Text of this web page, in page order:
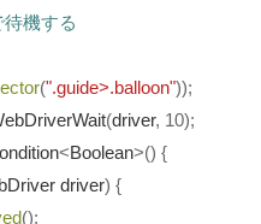
機する
(".guide>.balloon"));
(driver, 10);
<Boolean>() {
driver) {
();